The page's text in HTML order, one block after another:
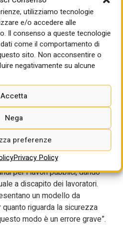
utilizziamo tecnologie
e/o accedere alle
Il consenso a queste tecnologie
come il comportamento di
sito. Non acconsentire o
negativamente su alcune
Accetta
Nega
preferenze
Privacy Policy
è come se smentisse se
alcun dubbio”.
casse edili anche dal mondo
vera e propria sorpresa
correttivo pubblicato sulla
delle Casse Edili dai criteri
di un CCNL rispetto a quello
bandi di gara”, dichiara
vicario di Legacoop
l’unico errore contenuto nel
intervento urgente di
che considerare
più libera la scelta dei
per i lavori pubblici, dando
a discapito dei lavoratori.
un modello da
riguarda la sicurezza
modo è un errore grave”.